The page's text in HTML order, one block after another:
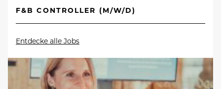
F&B CONTROLLER (M/W/D)
Entdecke alle Jobs